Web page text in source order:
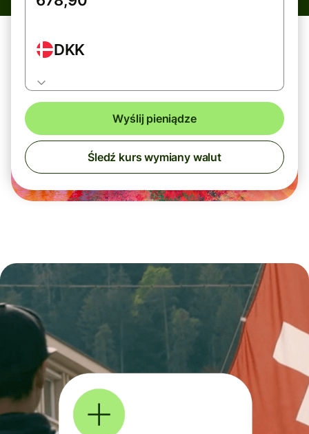
DKK
Wyślij pieniądze
Śledź kurs wymiany walut